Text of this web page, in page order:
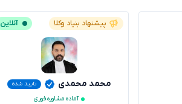
پیشنهاد بنیاد وکلا آنلاین
محمد محمدی
تایید شده
آماده مشاوره فوری